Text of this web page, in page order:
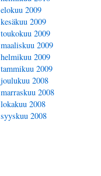
elokuu 2009
kesäkuu 2009
toukokuu 2009
maaliskuu 2009
helmikuu 2009
tammikuu 2009
joulukuu 2008
marraskuu 2008
lokakuu 2008
syyskuu 2008